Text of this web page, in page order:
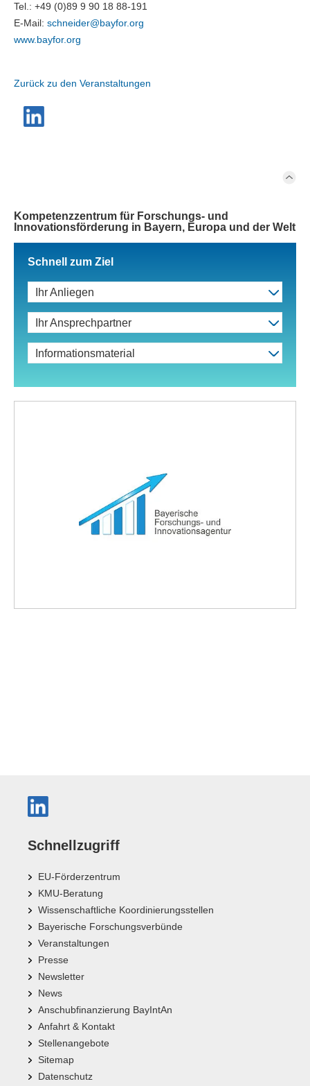
Tel.: +49 (0)89 9 90 18 88-191
E-Mail: schneider@bayfor.org
www.bayfor.org
Zurück zu den Veranstaltungen
Kompetenzzentrum für Forschungs- und
Innovationsförderung in Bayern, Europa und der Welt
Schnell zum Ziel
Ihr Anliegen
Ihr Ansprechpartner
Informationsmaterial
Schnellzugriff
EU-Förderzentrum
KMU-Beratung
Wissenschaftliche Koordinierungsstellen
Bayerische Forschungsverbünde
Veranstaltungen
Presse
Newsletter
News
Anschubfinanzierung BayIntAn
Anfahrt & Kontakt
Stellenangebote
Sitemap
Datenschutz